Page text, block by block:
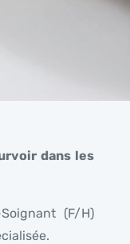
dans les
(F/H)